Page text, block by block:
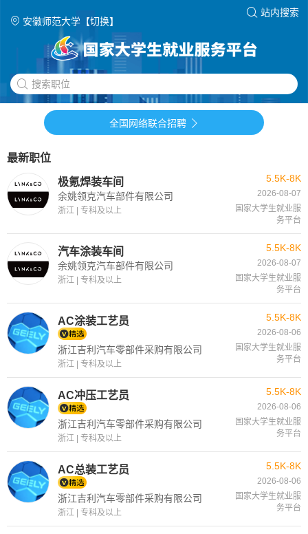
安徽师范大学【切换】
站内搜索
全国网络联合招聘
最新职位
极氪焊装车间
余姚领克汽车部件有限公司
浙江 | 专科及以上
5.5K-8K
2026-08-07
国家大学生就业服
务平台
汽车涂装车间
余姚领克汽车部件有限公司
浙江 | 专科及以上
5.5K-8K
2026-08-07
国家大学生就业服
务平台
AC涂装工艺员
浙江吉利汽车零部件采购有限公司
浙江 | 专科及以上
5.5K-8K
2026-08-06
国家大学生就业服
务平台
AC冲压工艺员
浙江吉利汽车零部件采购有限公司
浙江 | 专科及以上
5.5K-8K
2026-08-06
国家大学生就业服
务平台
AC总装工艺员
浙江吉利汽车零部件采购有限公司
浙江 | 专科及以上
5.5K-8K
2026-08-06
国家大学生就业服
务平台